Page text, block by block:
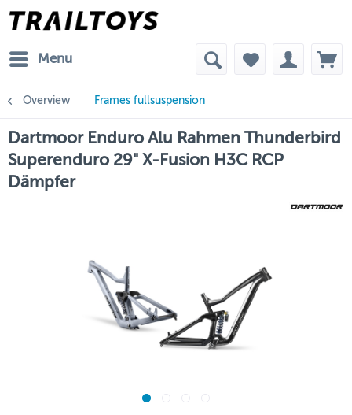
Menu
Overview Frames fullsuspension
Dartmoor Enduro Alu Rahmen Thunderbird
Superenduro 29" X-Fusion H3C RCP
Dämpfer